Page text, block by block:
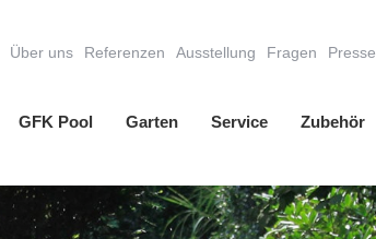
GFK Pool Garten Service Zubehör
Über uns Referenzen Ausstellung Fragen Presse